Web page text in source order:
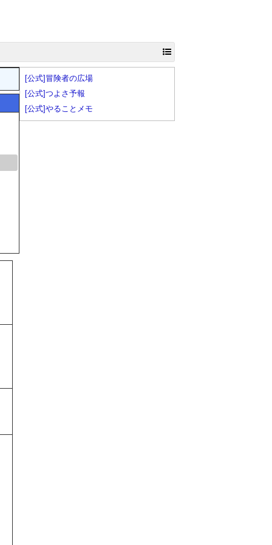
[公式]冒険者の広場
[公式]つよさ予報
[公式]やることメモ